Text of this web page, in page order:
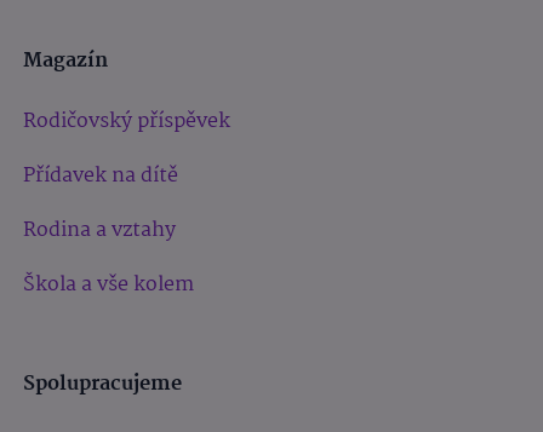
Magazín
Rodičovský příspěvek
Přídavek na dítě
Rodina a vztahy
Škola a vše kolem
Spolupracujeme